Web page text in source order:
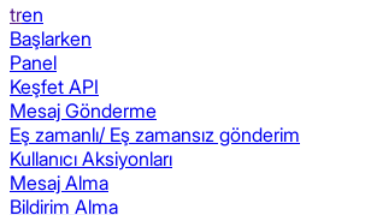
tren
Başlarken
Panel
Keşfet API
Mesaj Gönderme
Eş zamanlı/ Eş zamansız gönderim
Kullanıcı Aksiyonları
Mesaj Alma
Bildirim Alma